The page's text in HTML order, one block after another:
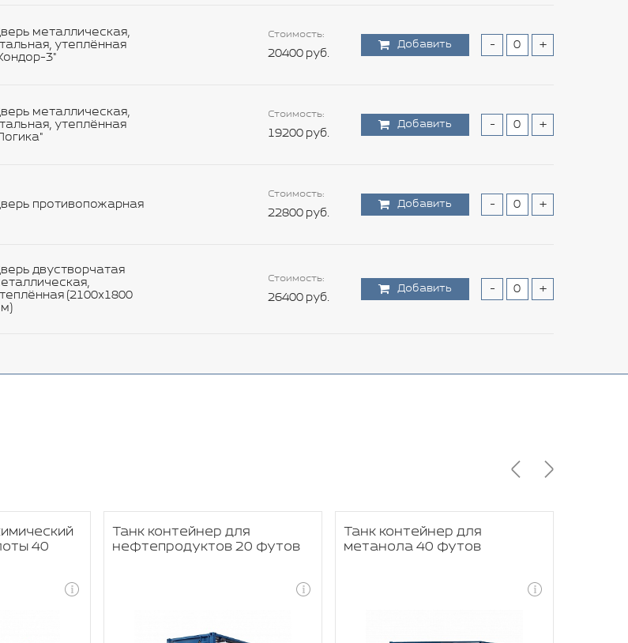
металлическая,
утеплённая
3"
Стоимость:
20400 руб.
Добавить - +
металлическая,
утеплённая
Стоимость:
19200 руб.
Добавить - +
противопожарная
Стоимость:
22800 руб.
Добавить - +
двустворчатая
(2100х1800
Стоимость:
26400 руб.
Добавить - +
40
Танк контейнер для
нефтепродуктов 20 футов
Танк контейнер для
метанола 40 футов